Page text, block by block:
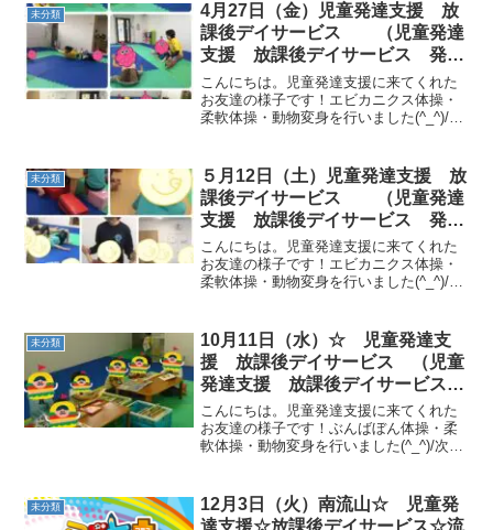
未分類
4月27日（金）児童発達支援 放
課後デイサービス （児童発達
支援 放課後デイサービス 発達
気になる 放デイ 自閉症 学習
障害 ＬＤ ＡＤＨＤ
こんにちは。児童発達支援に来てくれた
お友達の様子です！エビカニクス体操・
柔軟体操・動物変身を行いました(^_^)/サ
め、フープジャンプ・グーパージャンプ
一本橋・前転を行...
未分類
５月12日（土）児童発達支援 放
課後デイサービス （児童発達
支援 放課後デイサービス 発達
気になる 放デイ 自閉症 学習
障害 ＬＤ ＡＤＨＤ
こんにちは。児童発達支援に来てくれた
お友達の様子です！エビカニクス体操・
柔軟体操・動物変身を行いました(^_^)/始
大きいフープジャンプ跳び箱１段・２
段・鈴紐ジャンプ...
未分類
10月11日（水）☆ 児童発達支
援 放課後デイサービス （児童
発達支援 放課後デイサービス
発達気になる 放デイ 自閉症
学習障害 ＬＤ ＡＤＨＤ アス
ペルガー症候群）
こんにちは。児童発達支援に来てくれた
お友達の様子です！ぶんばぼん体操・柔
軟体操・動物変身を行いました(^_^)/次
一本橋・飛行機マラソン・前転を行いま
した！午前中は、落...
未分類
12月3日（火）南流山☆ 児童発